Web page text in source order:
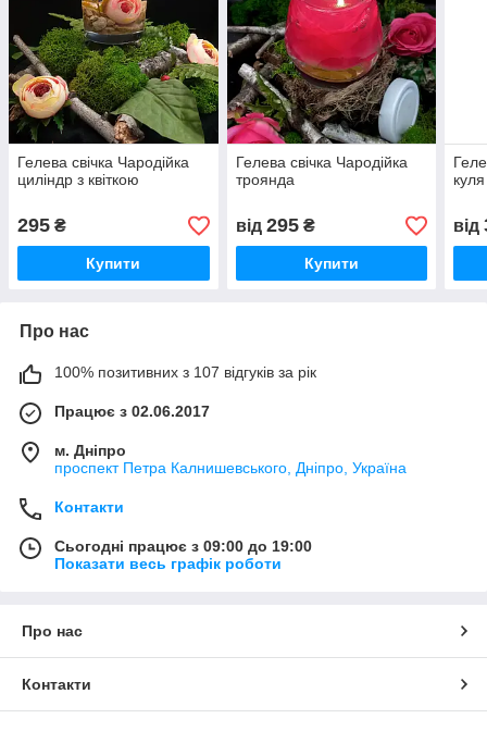
Гелева свічка Чародійка
циліндр з квіткою
295 ₴
Купити
Гелева свічка Чародійка
троянда
від 295₴
Купити
від
Про нас
100% позитивних з 107 відгуків за рік
Працює з 02.06.2017
м. Дніпро
проспект Петра Калнишевського, Дніпро, Україна
Контакти
Сьогодні працює з 09:00 до 19:00
Показати весь графік роботи
Про нас
Контакти